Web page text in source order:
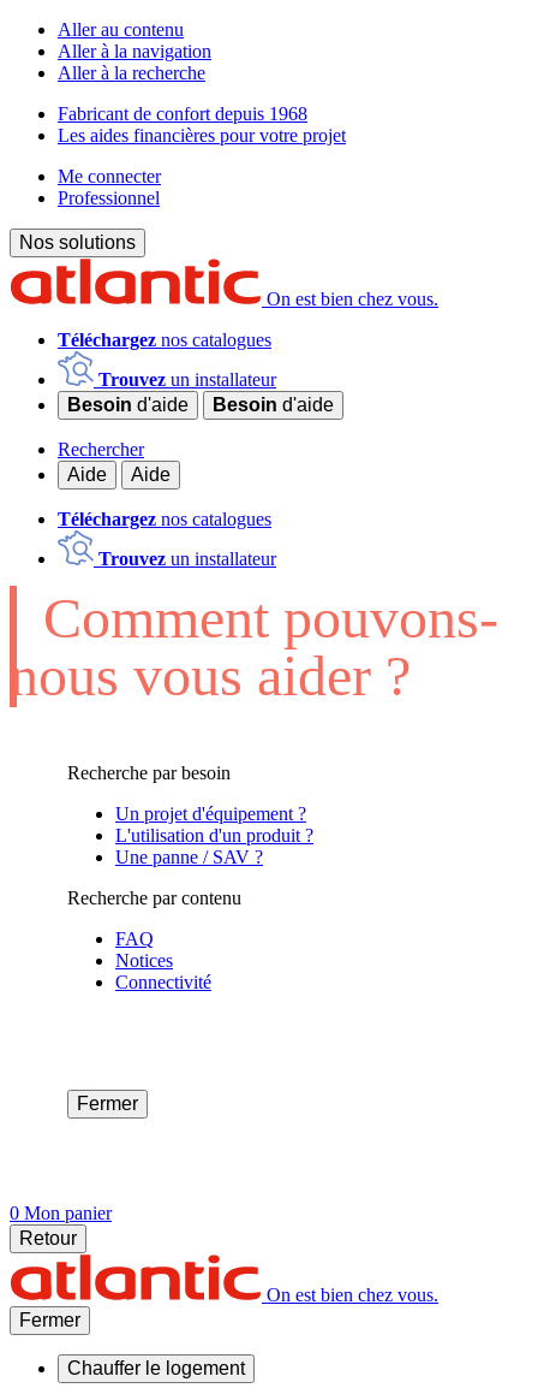
Aller au contenu
Aller à la navigation
Aller à la recherche
Fabricant de confort depuis 1968
Les aides financières pour votre projet
Me connecter
Professionnel
Nos solutions
On est bien chez vous.
Téléchargez nos catalogues
Trouvez un installateur
Besoin d'aide Besoin d'aide
Rechercher
Aide
Aide
Téléchargez nos catalogues
Trouvez un installateur
Comment pouvons-
nous vous aider ?
Recherche par besoin
Un projet d'équipement ?
L'utilisation d'un produit ?
Une panne / SAV ?
Recherche par contenu
FAQ
Notices
Connectivité
Fermer
0 Mon panier
Retour
On est bien chez vous.
Fermer
Chauffer le logement